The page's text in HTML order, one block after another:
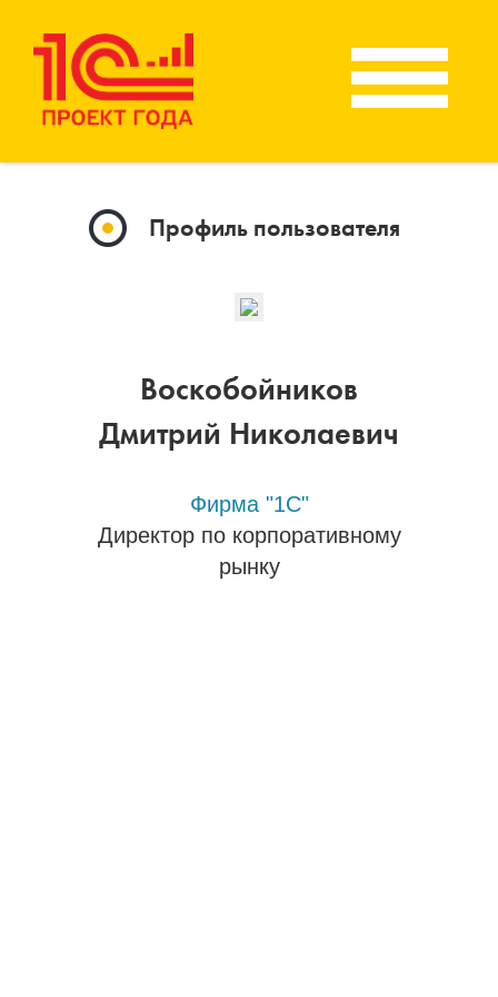
Профиль пользователя
Воскобойников
Дмитрий Николаевич
Фирма "1С"
Директор по корпоративному
рынку